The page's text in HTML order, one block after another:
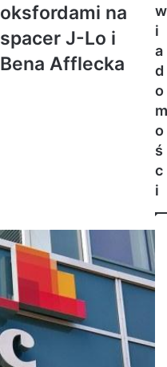
oksfordami na
spacer J-Lo i
Bena Afflecka
w
i
a
d
o
m
o
ś
c
i